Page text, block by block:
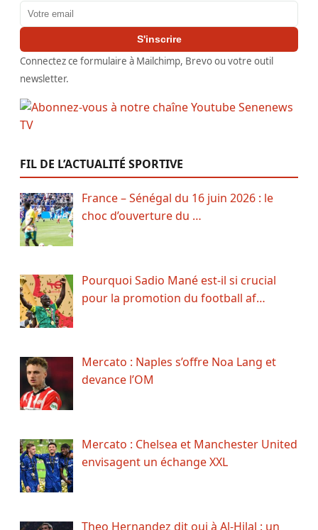
Adresse email
S'inscrire
Connectez ce formulaire à Mailchimp, Brevo ou votre outil
newsletter.
FIL DE L’ACTUALITÉ SPORTIVE
France – Sénégal du 16 juin 2026 : le
choc d’ouverture du …
Pourquoi Sadio Mané est-il si crucial
pour la promotion du football af…
Mercato : Naples s’offre Noa Lang et
devance l’OM
Mercato : Chelsea et Manchester United
envisagent un échange XXL
Theo Hernandez dit oui à Al-Hilal : un